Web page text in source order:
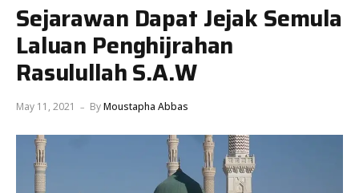
Sejarawan Dapat Jejak Semula
Laluan Penghijrahan
Rasulullah S.A.W
May 11, 2021 ByMoustapha Abbas